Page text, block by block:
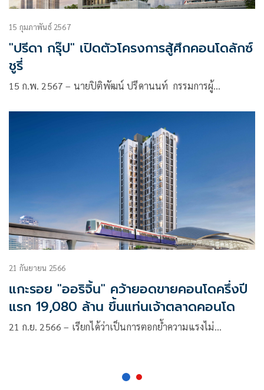
15 กุมภาพันธ์ 2567
"ปรีดา กรุ๊ป" เปิดตัวโครงการสู้ศึกคอนโดลักซ์
ชูรี่
15 ก.พ. 2567 – นายปิติพัฒน์ ปรีดานนท์ กรรมการผู้…
21 กันยายน 2566
แกะรอย "ออริจิ้น" คว้ายอดขายคอนโดครึ่งปี
แรก 19,080 ล้าน ขึ้นแท่นเจ้าตลาดคอนโด
21 ก.ย. 2566 – เรียกได้ว่าเป็นการตอกย้ำความแรงไม่…